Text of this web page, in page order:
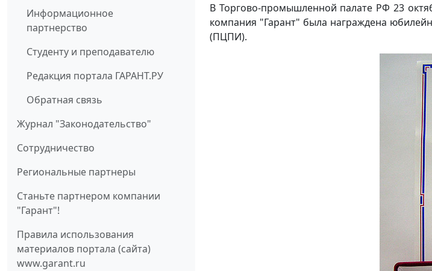
Информационное
партнерство
Студенту и преподавателю
Редакция портала ГАРАНТ.РУ
Обратная связь
Журнал "Законодательство"
Cотрудничество
Региональные партнеры
Станьте партнером компании
"Гарант"!
Правила использования
материалов портала (сайта)
www.garant.ru
В Торгово-промышленной палате РФ 23
компания "Гарант" была награждена
(ПЦПИ).